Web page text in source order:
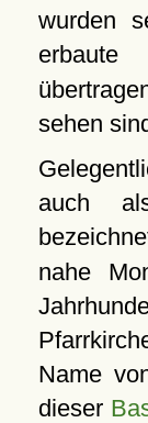
wurden
erbaute
sehen
auch
nahe
Name
dieser